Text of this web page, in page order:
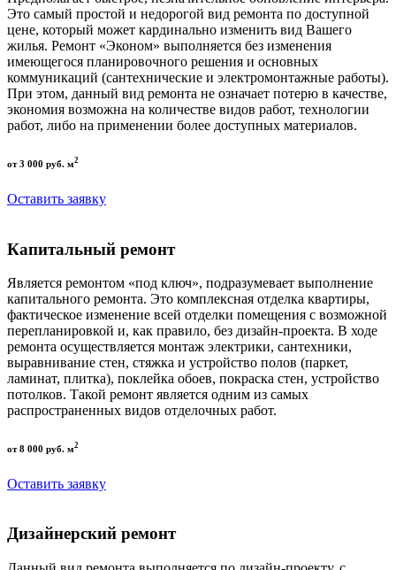
Это самый простой и недорогой вид ремонта по доступной
цене, который может кардинально изменить вид Вашего
жилья. Ремонт «Эконом» выполняется без изменения
имеющегося планировочного решения и основных
коммуникаций (сантехнические и электромонтажные работы).
При этом, данный вид ремонта не означает потерю в качестве,
экономия возможна на количестве видов работ, технологии
работ, либо на применении более доступных материалов.
от 3 000 руб. м2
Оставить заявку
Капитальный ремонт
Является ремонтом «под ключ», подразумевает выполнение
капитального ремонта. Это комплексная отделка квартиры,
фактическое изменение всей отделки помещения с возможной
перепланировкой и, как правило, без дизайн-проекта. В ходе
ремонта осуществляется монтаж электрики, сантехники,
выравнивание стен, стяжка и устройство полов (паркет,
ламинат, плитка), поклейка обоев, покраска стен, устройство
потолков. Такой ремонт является одним из самых
распространенных видов отделочных работ.
от 8 000 руб. м2
Оставить заявку
Дизайнерский ремонт